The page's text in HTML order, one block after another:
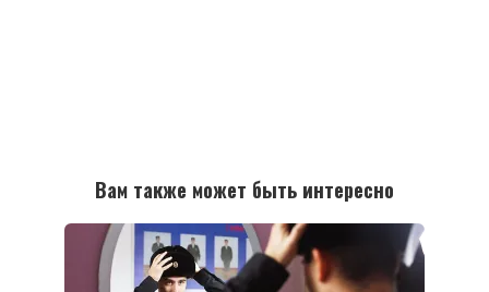
Вам также может быть интересно